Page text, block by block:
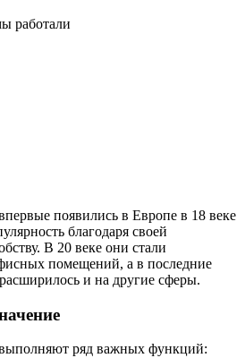
работали
появились в Европе в 18 веке
благодаря своей
В 20 веке они стали
помещений, а в последние
и на другие сферы.
ряд важных функций: